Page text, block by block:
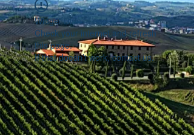
Widget Didn’t Load
Check your internet and refresh
this page.
If that doesn’t work, contact us.